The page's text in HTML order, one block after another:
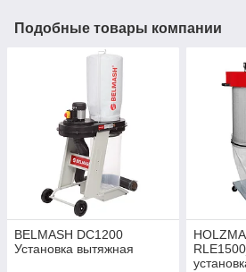
Подобные товары компании
BELMASH DC1200
Установка вытяжная